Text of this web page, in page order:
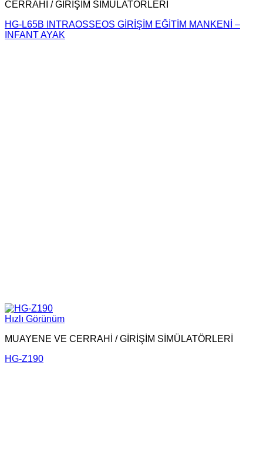
CERRAHİ / GİRİŞİM SİMÜLATÖRLERİ
HG-L65B INTRAOSSEOS GİRİŞİM EĞİTİM MANKENİ –
INFANT AYAK
Hızlı Görünüm
MUAYENE VE CERRAHİ / GİRİŞİM SİMÜLATÖRLERİ
HG-Z190